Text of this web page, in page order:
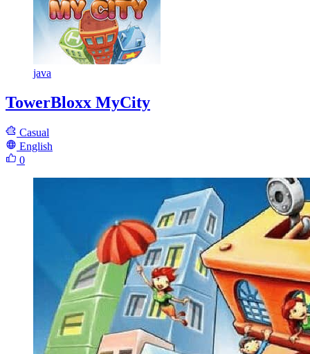
java
TowerBloxx MyCity
Casual
English
0